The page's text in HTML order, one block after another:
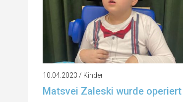
10.04.2023 / Kinder
Matsvei Zaleski wurde operiert